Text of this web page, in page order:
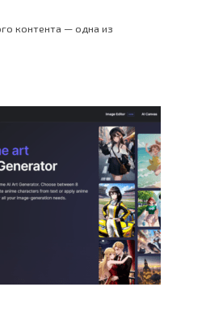
контента — одна из